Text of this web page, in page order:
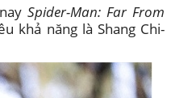
Spider-Man: Far From
khả năng là Shang Chi-